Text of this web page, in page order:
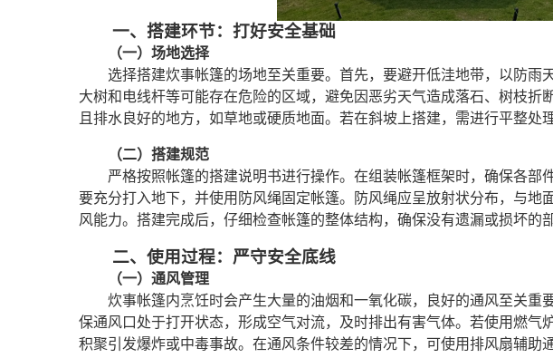
一、搭建环节：打好安全基础
（一）场地选择
选择搭建炊事帐篷的场地至关重要。首先，要避开低洼地带，以防雨
大树和电线杆等可能存在危险的区域，避免因恶劣天气造成落石、树枝折
且排水良好的地方，如草地或硬质地面。若在斜坡上搭建，需进行平整处
（二）搭建规范
严格按照帐篷的搭建说明书进行操作。在组装帐篷框架时，确保各部
要充分打入地下，并使用防风绳固定帐篷。防风绳应呈放射状分布，与地
风能力。搭建完成后，仔细检查帐篷的整体结构，确保没有遗漏或损坏的部
二、使用过程：严守安全底线
（一）通风管理
炊事帐篷内烹饪时会产生大量的油烟和一氧化碳，良好的通风至关重
保通风口处于打开状态，形成空气对流，及时排出有害气体。若使用燃气
积聚引发爆炸或中毒事故。在通风条件较差的情况下，可使用排风扇辅助通